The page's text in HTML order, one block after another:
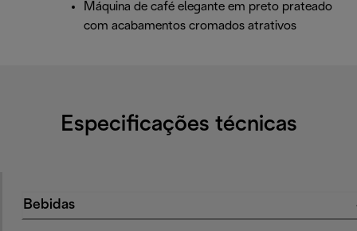
Máquina de café elegante em preto prateado
com acabamentos cromados atrativos
Especificações técnicas
Bebidas